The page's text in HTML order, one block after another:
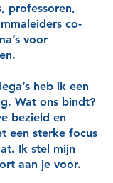
professoren,
co-
voor
heb ik een
Wat ons bindt?
bezield en
een sterke focus
Ik stel mijn
aan je voor.